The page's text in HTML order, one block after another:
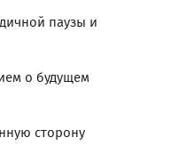
паузы и
о будущем
сторону